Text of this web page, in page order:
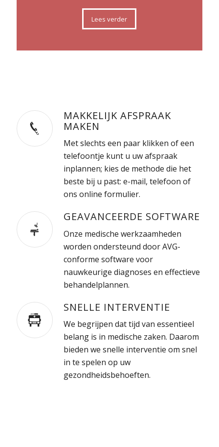
Lees verder
MAKKELIJK AFSPRAAK
MAKEN
Met slechts een paar klikken of een
telefoontje kunt u uw afspraak
inplannen; kies de methode die het
beste bij u past: e-mail, telefoon of
ons online formulier.
GEAVANCEERDE SOFTWARE
Onze medische werkzaamheden
worden ondersteund door AVG-
conforme software voor
nauwkeurige diagnoses en effectieve
behandelplannen.
SNELLE INTERVENTIE
We begrijpen dat tijd van essentieel
belang is in medische zaken. Daarom
bieden we snelle interventie om snel
in te spelen op uw
gezondheidsbehoeften.